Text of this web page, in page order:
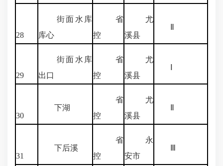
28
街面水库
库心
省
控
尤
溪县
29
街面水库
出口
省
控
尤
溪县
30
下湖
省
控
尤
溪县
31
下后溪
省
控
永
安市